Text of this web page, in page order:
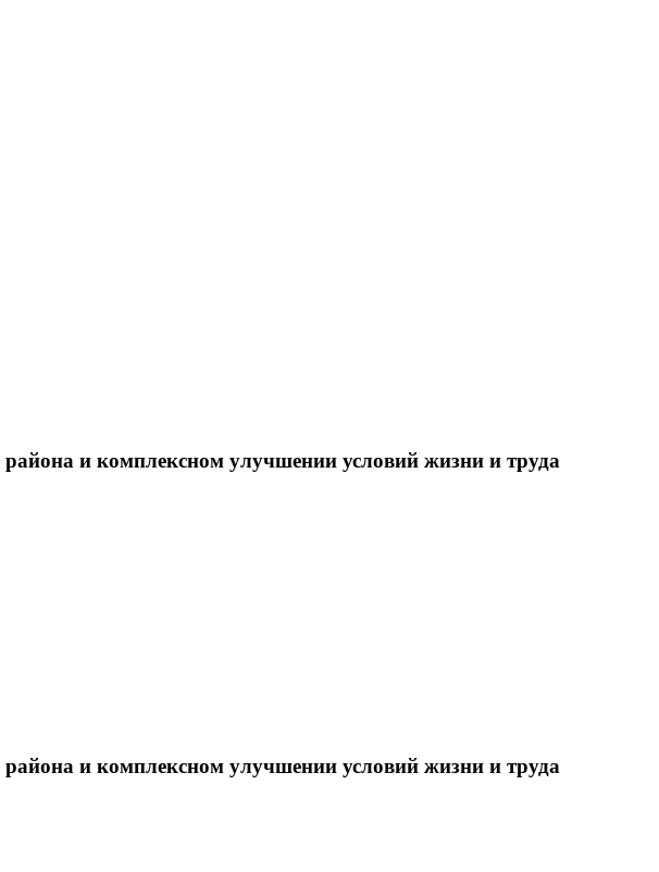
и комплексном улучшении условий жизни и труда
и комплексном улучшении условий жизни и труда